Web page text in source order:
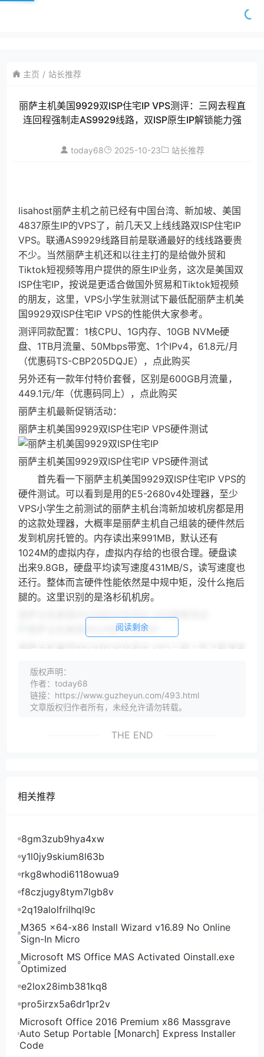
主页 站长推荐
丽萨主机美国9929双ISP住宅IP VPS测评：三网去程直
连回程强制走AS9929线路，双ISP原生IP解锁能力强
today68 2025-10-23 站长推荐
lisahost丽萨主机之前已经有中国台湾、新加坡、美国
4837原生IP的VPS了，前几天又上线线路双ISP住宅IP
VPS。联通AS9929线路目前是联通最好的线线路要贵
不少。当然丽萨主机还和以往主打的是给做外贸和
Tiktok短视频等用户提供的原生IP业务，这次是美国双
ISP住宅IP，按说是更适合做国外贸易和Tiktok短视频
的朋友，这里，VPS小学生就测试下最低配丽萨主机美
国9929双ISP住宅IP VPS的性能供大家参考。
测评同款配置：1核CPU、1G内存、10GB NVMe硬
盘、1TB月流量、50Mbps带宽、1个IPv4，61.8元/月
（优惠码TS-CBP205DQJE），点此购买
另外还有一款年付特价套餐，区别是600GB月流量，
449.1元/年（优惠码同上），点此购买
丽萨主机最新促销活动：
丽萨主机美国9929双ISP住宅IP VPS硬件测试
丽萨主机美国9929双ISP住宅IP VPS硬件测试
首先看一下丽萨主机美国9929双ISP住宅IP VPS的
硬件测试。可以看到是用的E5-2680v4处理器，至少
VPS小学生之前测试的丽萨主机台湾新加坡机房都是用
的这款处理器，大概率是丽萨主机自己组装的硬件然后
发到机房托管的。内存读出来991MB，默认还有
1024M的虚拟内存，虚拟内存给的也很合理。硬盘读
出来9.8GB，硬盘平均读写速度431MB/S，读写速度也
还行。整体而言硬件性能依然是中规中矩，没什么拖后
腿的。这里识别的是洛杉矶机房。
丽萨主机美国9929双ISP住宅IP VPS网络测试
丽萨主机美国9929双ISP住宅IP VPS三网上传下载速度
VPS小学生这台测试机是50M的带宽。电信下载都
跑了20M，联通下载波动大一些，基本也在30M左
右，移动下载基本跑满50M带宽了，对于国人来说最重
运营商那里AS9929线 GIA带宽还要贵，所以带宽都比
丽萨主机美国9929双ISP住宅IP VPS国内ping
是延迟还是不如CN2 GIA线路，来看看具体的三网路由
看是哪里拖后腿了：
丽萨主机美国9929双ISP住宅IP VPS电信去程路由
丽萨主机美国9929双ISP住宅IP VPS电信回程路由
丽萨主机美国9929双ISP住宅IP VPS联通去程路由
丽萨主机美国9929双ISP住宅IP VPS联通回程路由
丽萨主机美国9929双ISP住宅IP VPS移动去程路由
阅读剩余
版权声明：
作者：today68
链接：https://www.guzheyun.com/493.html
文章版权归作者所有，未经允许请勿转载。
THE END
相关推荐
8gm3zub9hya4xw
y1l0jy9skium8l63b
rkg8whodi6118owua9
f8czjugy8tym7lgb8v
2q19alolfrilhql9c
M365 x64-x86 Install Wizard v16.89 No Online
Sign-In Micro
Microsoft MS Office MAS Activated Oinstall.exe
Optimized
e2lox28imb381kq8
pro5irzx5a6dr1pr2v
Microsoft Office 2016 Premium x86 Massgrave
Auto Setup Portable [Monarch] Express Installer
Code